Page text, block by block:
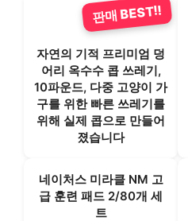
판매 BEST!!
자연의 기적 프리미엄 덩
어리 옥수수 콥 쓰레기,
10파운드, 다중 고양이 가
구를 위한 빠른 쓰레기를
위해 실제 콥으로 만들어
졌습니다
네이처스 미라클 NM 고
급 훈련 패드 2/80개 세
트